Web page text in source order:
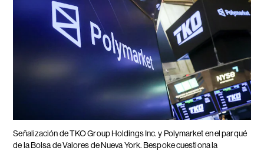
Señalización de TKO Group Holdings Inc. y Polymarket en el parqué
de la Bolsa de Valores de Nueva York. Bespoke cuestiona la